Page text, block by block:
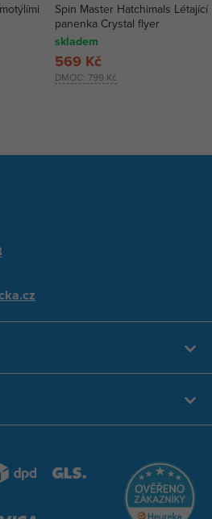
Spin Master Hatchimals Létající
panenka Crystal flyer
skladem
DMOC:799 Kč
569 Kč